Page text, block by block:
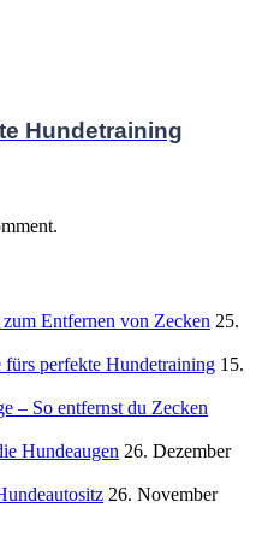
Hundetraining
Entfernen von Zecken 25.
perfekte Hundetraining 15.
– So entfernst du Zecken
Hundeaugen 26. Dezember
26. November